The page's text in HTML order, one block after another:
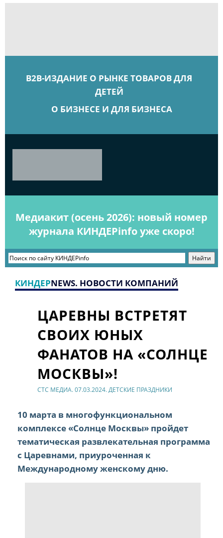
B2B-ИЗДАНИЕ О РЫНКЕ ТОВАРОВ ДЛЯ
ДЕТЕЙ
О БИЗНЕСЕ И ДЛЯ БИЗНЕСА
Медиакит (осень 2026): новый номер
журнала КИНДЕРinfo уже скоро!
КИНДЕРNEWS. НОВОСТИ КОМПАНИЙ
ЦАРЕВНЫ ВСТРЕТЯТ
СВОИХ ЮНЫХ
ФАНАТОВ НА «СОЛНЦЕ
МОСКВЫ»!
СТС МЕДИА. 07.03.2024. ДЕТСКИЕ ПРАЗДНИКИ
10 марта в многофункциональном
комплексе «Солнце Москвы» пройдет
тематическая развлекательная программа
с Царевнами, приуроченная к
Международному женскому дню.